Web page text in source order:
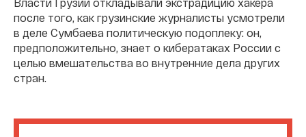
после того, как грузинские журналисты усмотрели
в деле Сумбаева политическую подоплеку: он,
предположительно, знает о кибератаках России с
целью вмешательства во внутренние дела других
стран.